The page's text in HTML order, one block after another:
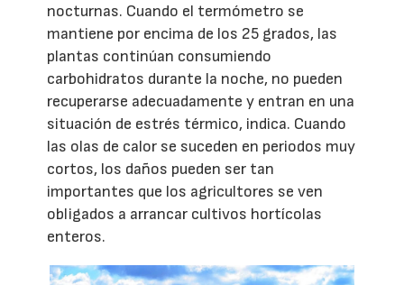
nocturnas. Cuando el termómetro se
mantiene por encima de los 25 grados, las
plantas continúan consumiendo
carbohidratos durante la noche, no pueden
recuperarse adecuadamente y entran en una
situación de estrés térmico, indica. Cuando
las olas de calor se suceden en periodos muy
cortos, los daños pueden ser tan
importantes que los agricultores se ven
obligados a arrancar cultivos hortícolas
enteros.